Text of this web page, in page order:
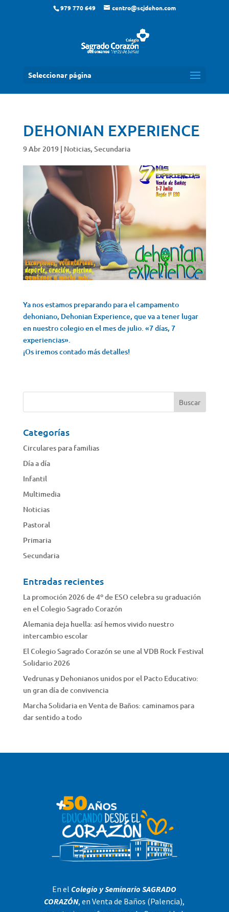
979 770 649 centro@scjdehon.com
Seleccionar página
DEHONIAN EXPERIENCE
9 Abr 2019| Noticias, Secundaria
Ya nos estamos preparando para el campamento
dehoniano, Dehonian Experience, que va a tener lugar
en nuestro colegio en el mes de julio. «7 días, 7
experiencias».
¡Os iremos contado más detalles!
Categorías
Circulares para familias
Día a día
Infantil
Multimedia
Noticias
Pastoral
Primaria
Secundaria
Entradas recientes
La promoción 2026 de 4º de ESO celebra su graduación
en el Colegio Sagrado Corazón
Alemania deja huella: así hemos vivido nuestro
intercambio escolar
El Colegio Sagrado Corazón se une al VDB Rock Festival
Solidario 2026
Vedrunas y Dehonianos unidos por el Pacto Educativo:
un gran día de convivencia
Marcha Solidaria en Venta de Baños: caminamos para
dar sentido a todo
En el Colegio y Seminario SAGRADO
CORAZÓN, en Venta de Baños (Palencia),